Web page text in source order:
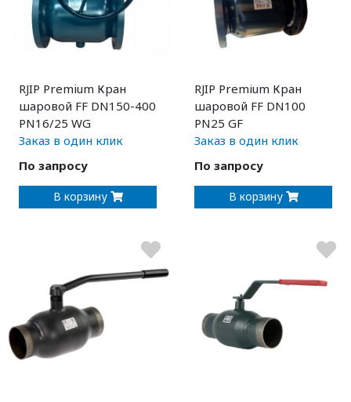
RJIP Premium Кран
шаровой FF DN150-400
PN16/25 WG
Заказ в один клик
По запросу
В корзину
RJIP Premium Кран
шаровой FF DN100
PN25 GF
Заказ в один клик
По запросу
В корзину